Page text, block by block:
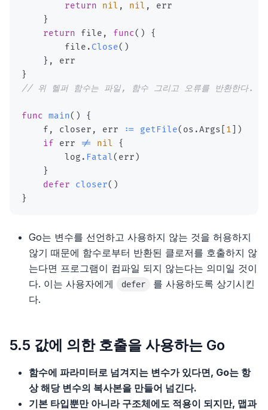
return
nil , nil ,
}
return file , func( )
{
        file
. Close( )
} ,
}
// 위 헬퍼 함수는 파일, 함수 그리고 오류를 반환한다.
func main( )
{
    f
, closer , err := getFile( os .Args 1
)
if err != nil
{
        log
. Fatal( err )
}
defer
closer( )
}
Go는 변수를 선언하고 사용하지 않는 것을 허용하지
않기 때문에 함수로부터 반환된 클로저를 호출하지 않
는다면 프로그램이 컴파일 되지 않는다는 의미일 것이
다. 이는 사용자에게
defer
를 사용하도록 상기시킨
다.
5.5 값에 의한 호출을 사용하는 Go
함수에 파라미터로 넘겨지는 변수가 있다면, Go는 항
상 해당 변수의 복사본을 만들어 넘긴다.
기본 타입뿐만 아니라 구조체에도 적용이 되지만, 맵과